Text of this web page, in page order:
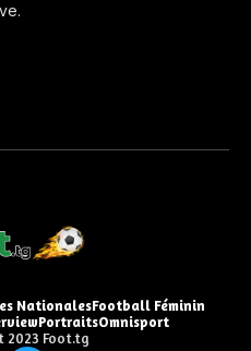
NationalesFootball Féminin
PortraitsOmnisport
2023 Foot.tg